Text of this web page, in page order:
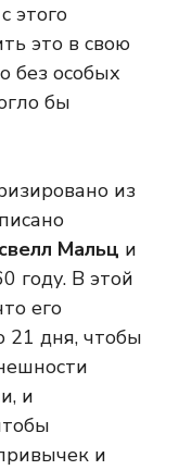
этого
это в свою
без особых
бы
из
Мальц и
году. В этой
его
21 дня, чтобы
и
и